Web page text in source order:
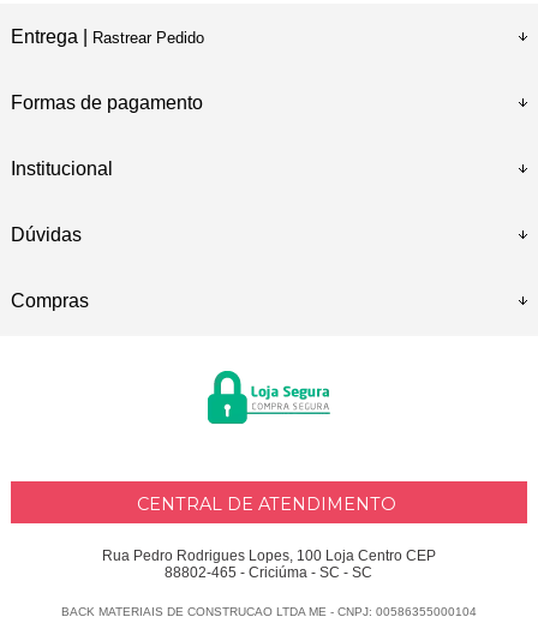
Entrega | Rastrear Pedido
Formas de pagamento
Institucional
Dúvidas
Compras
CENTRAL DE ATENDIMENTO
Rua Pedro Rodrigues Lopes, 100 Loja Centro CEP
88802-465 - Criciúma - SC - SC
BACK MATERIAIS DE CONSTRUCAO LTDA ME - CNPJ: 00586355000104